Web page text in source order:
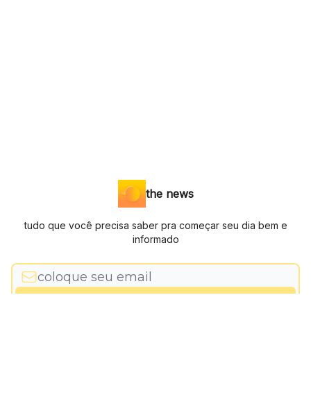
the news
tudo que você precisa saber pra começar seu dia bem e
informado